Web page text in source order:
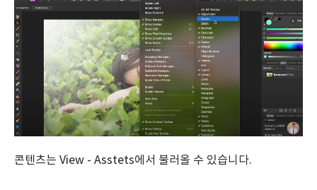
콘텐츠는 View - Asstets에서 불러올 수 있습니다.